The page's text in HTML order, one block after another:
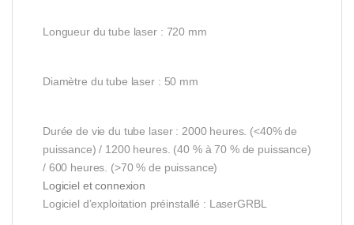
Longueur du tube laser : 720 mm
Diamètre du tube laser : 50 mm
Durée de vie du tube laser : 2000 heures. (<40% de
puissance) / 1200 heures. (40 % à 70 % de puissance)
/ 600 heures. (>70 % de puissance)
Logiciel et connexion
Logiciel d’exploitation préinstallé : LaserGRBL